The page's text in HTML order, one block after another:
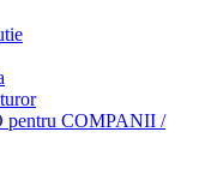
pentru COMPANII /